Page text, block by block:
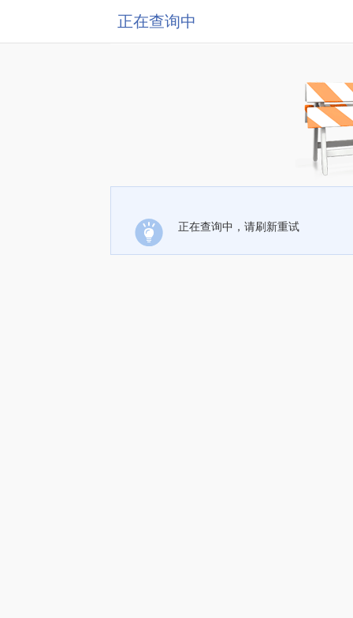
正在查询中
正在查询中，请刷新重试